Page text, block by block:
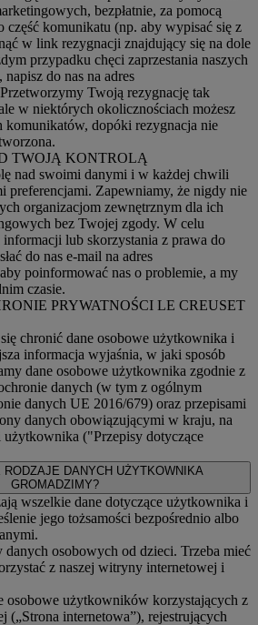
bezpłatnie, za pomocą
komunikatu (np. aby wypisać się z
w link rezygnacji znajdujący się na dole
przypadku chęci zaprzestania naszych
do nas na adres
Twoją rezygnację tak
w niektórych okolicznościach możesz
dopóki rezygnacja nie
TWOJĄ KONTROLĄ
nad swoimi danymi i w każdej chwili
preferencjami. Zapewniamy, że nigdy nie
organizacjom zewnętrznym dla ich
bez Twojej zgody. W celu
lub skorzystania z prawa do
do nas e-mail na adres
poinformować nas o problemie, a my
czasie.
PRYWATNOŚCI LE CREUSET
chronić dane osobowe użytkownika i
informacja wyjaśnia, w jaki sposób
dane osobowe użytkownika zgodnie z
danych (w tym z ogólnym
danych UE 2016/679) oraz przepisami
danych obowiązującymi w kraju, na
użytkownika ("Przepisy dotyczące
DANYCH UŻYTKOWNIKA
GROMADZIMY?
wszelkie dane dotyczące użytkownika i
jego tożsamości bezpośrednio albo
danych osobowych od dzieci. Trzeba mieć
z naszej witryny internetowej i
osobowe użytkowników korzystających z
(„Strona internetowa”), rejestrujących